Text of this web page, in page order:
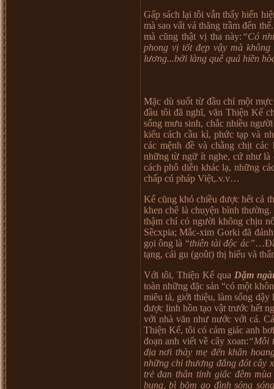
Gấp sách lại tôi vẫn thấy hiển
mà sao vất vả thăng trầm đến
mà cũng thật vị tha này: “Có
phong vị tốt đẹp vậy mà
lương...bởi làng quê quá hiền
Mặc dù suốt từ đầu chỉ một
đầu tôi đã nghĩ, văn Thiện Kế
sống mưu sinh, chắc nhiều
kiểu cách cầu kì, phức tạp và
các mệnh đề và chằng chịt
những từ ngữ ít nghe, cứ như là
cách phô diễn khác lạ, những
chấp cú pháp Việt,.v.v…
Kể cũng khó chiều được hết cả
khen chê là chuyện bình
thậm chí có người không chịu
Sêcxpia; Mắc-xim Gorki đã
gọi ông là “thiên tài độc ác”
tạng, cái gu (goût) thị hiếu và
Với tôi, Thiện Kế qua Dặm
toàn những đặc sản “có một
miêu tả, giới thiệu, làm sống dậy
được linh hồn tạo vật trước hết
với nhà văn như nước với cá.
Thiện Kế, tôi có cảm giác anh
đoạn anh viết về cây xoan:“Mỗi
địa nơi thày mẹ đến khẩn
những chỉ thương đắng đót cây
trẻ đan thân tỉnh giấc đêm
bung, bì bõm ao đình sóng